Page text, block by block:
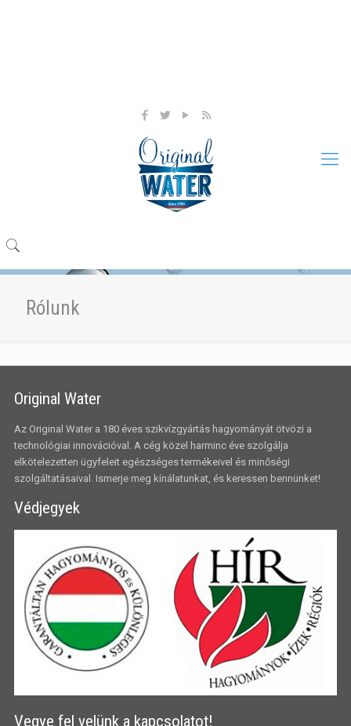
Rólunk
Original Water
Az Original Water a 180 éves szikvízgyártás hagyományát ötvözi a
technológiai innovációval. A cég közel harminc éve szolgálja
elkötelezetten ügyfeleit egészséges termékeivel és minőségi
szolgáltatásaival. Ismerje meg kínálatunkat, és keressen bennünket!
Védjegyek
Vegye fel velünk a kapcsolatot!